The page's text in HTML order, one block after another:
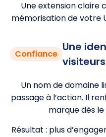
Une extension claire
mémorisation de votre
Confiance
Une
visiteurs
Un nom de domaine
passage à l’action. Il
marque dès
Résultat : plus